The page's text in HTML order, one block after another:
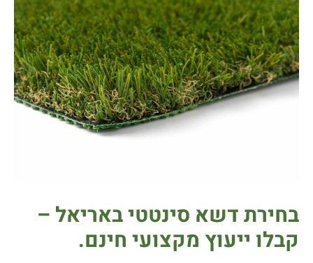
בחירת דשא סינטטי באריאל –
קבלו ייעוץ מקצועי חינם.